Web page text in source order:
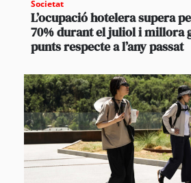
Societat
L’ocupació hotelera supera
70% durant el juliol i millora
punts respecte a l’any passat